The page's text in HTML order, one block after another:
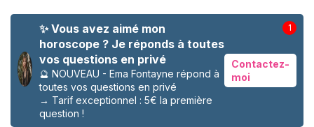
✨ Vous avez aimé mon
horoscope ? Je réponds à toutes
vos questions en privé
🔮 NOUVEAU - Ema Fontayne répond à
toutes vos questions en privé
→ Tarif exceptionnel : 5€ la première
question !
Contactez-
moi
1